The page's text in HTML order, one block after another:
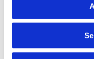
Vind een